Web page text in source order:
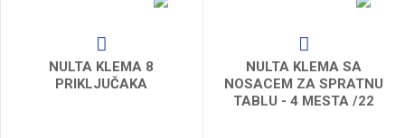
NULTA KLEMA 8
PRIKLJUČAKA
NULTA KLEMA SA
NOSACEM ZA SPRATNU
TABLU - 4 MESTA /22